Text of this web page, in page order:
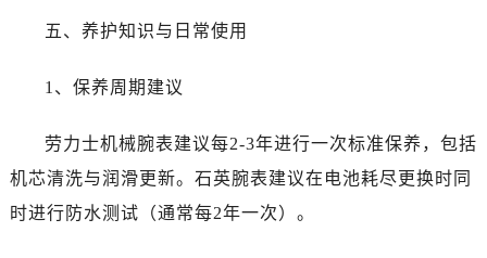
广东省佛山市禅城区季华五路57号万科金融中心C座12层1205室劳力士售后服务中心（需提前预约）
广东省东莞市东城街道鸿福东路1号民盈国贸中心T1写字楼9层907室劳力士售后服务中心（需提前预约）
五、养护知识与日常使用
1、保养周期建议
劳力士机械腕表建议每2-3年进行一次标准保养，包括
机芯清洗与润滑更新。石英腕表建议在电池耗尽更换时同
时进行防水测试（通常每2年一次）。